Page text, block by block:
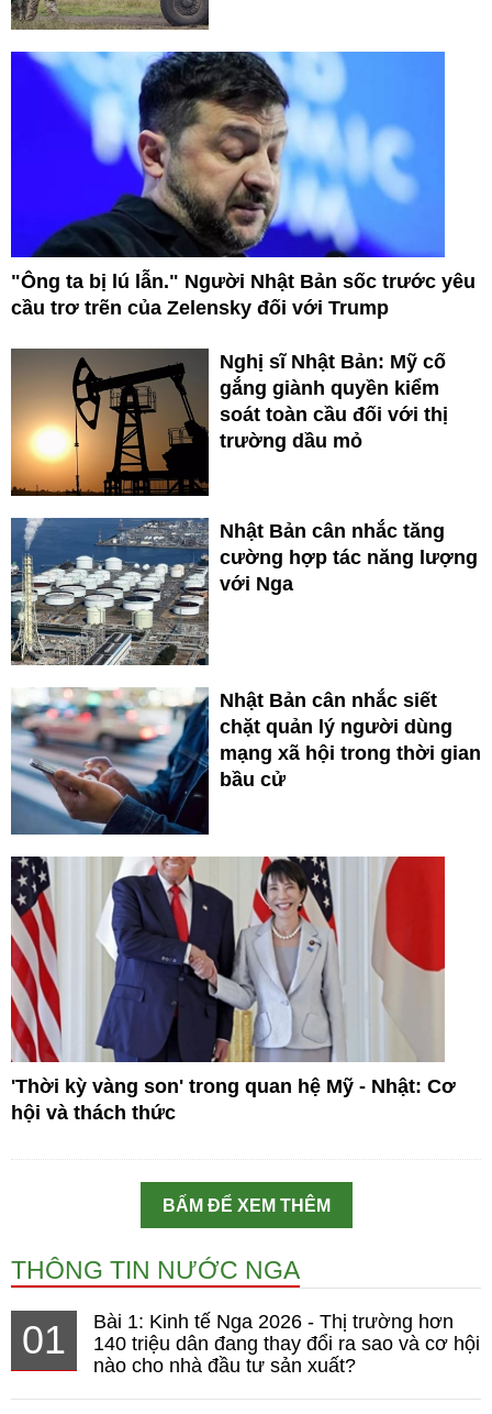
"Ông ta bị lú lẫn." Người Nhật Bản sốc trước yêu
cầu trơ trẽn của Zelensky đối với Trump
Nghị sĩ Nhật Bản: Mỹ cố
gắng giành quyền kiểm
soát toàn cầu đối với thị
trường dầu mỏ
Nhật Bản cân nhắc tăng
cường hợp tác năng lượng
với Nga
Nhật Bản cân nhắc siết
chặt quản lý người dùng
mạng xã hội trong thời gian
bầu cử
'Thời kỳ vàng son' trong quan hệ Mỹ - Nhật: Cơ
hội và thách thức
BẤM ĐỂ XEM THÊM
THÔNG TIN NƯỚC NGA
01
Bài 1: Kinh tế Nga 2026 - Thị trường hơn
140 triệu dân đang thay đổi ra sao và cơ hội
nào cho nhà đầu tư sản xuất?